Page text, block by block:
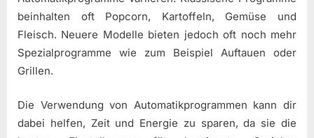
beinhalten oft Popcorn, Kartoffeln, Gemüse und
Fleisch. Neuere Modelle bieten jedoch oft noch mehr
Spezialprogramme wie zum Beispiel Auftauen oder
Grillen.
Die Verwendung von Automatikprogrammen kann dir
dabei helfen, Zeit und Energie zu sparen, da sie die